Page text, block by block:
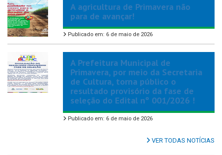
A agricultura de Primavera não
para de avançar!
Publicado em: 6 de maio de 2026
A Prefeitura Municipal de
Primavera, por meio da Secretaria
de Cultura, torna público o
resultado provisório da fase de
seleção do Edital nº 001/2026 !
Publicado em: 6 de maio de 2026
VER TODAS NOTÍCIAS